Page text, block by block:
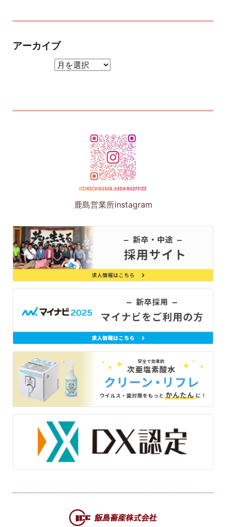
アーカイブ
鹿島営業所instagram